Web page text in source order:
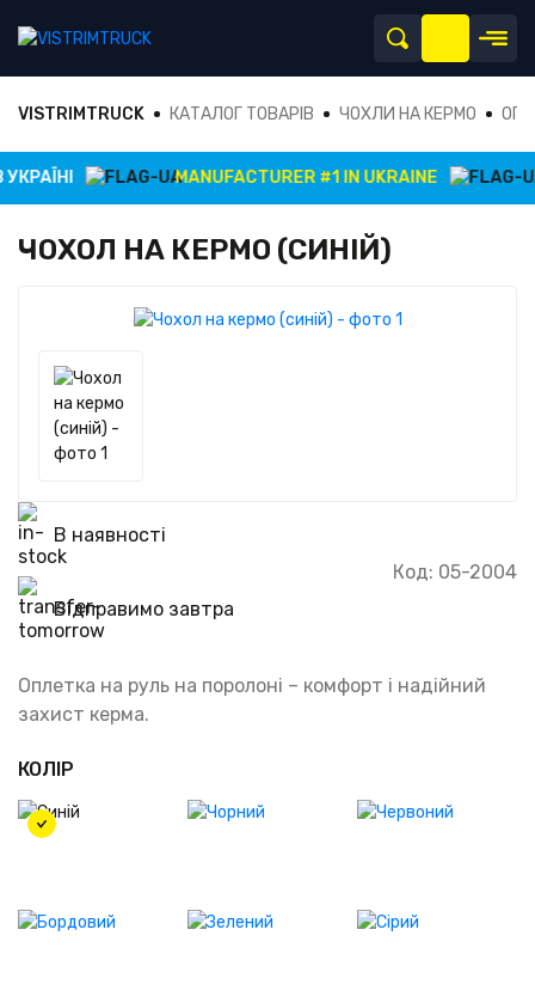
VISTRIMTRUCK КАТАЛОГ ТОВАРІВ ЧОХЛИ НА КЕРМО
MANUFACTURER #1 IN UKRAINE
ЧОХОЛ НА КЕРМО (СИНІЙ)
В наявності
Відправимо завтра
Код: 05-2004
Оплетка на руль на поролоні – комфорт і надійний
захист керма.
КОЛІР